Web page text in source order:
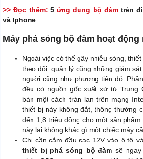
>> Đọc thêm: 5 ứng dụng bộ đàmtrên
và Iphone
Máy phá sóng bộ đàm hoạt động
Ngoài việc có thể gây nhiễu sóng,
theo dõi, quản lý cũng những giám
người cũng như phương tiện đó.
đều có nguồn gốc xuất xứ từ Trung
bán một cách tràn lan trên mạng
thiết bị này không đắt, thông thường
đến 1,8 triệu đồng cho một sản
này lại không khác gì một chiếc máy
Chỉ cần cắm đầu sạc 12V vào ô tô
thiết bị phá sóng bộ đàm sẽ